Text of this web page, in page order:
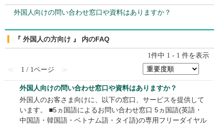
外国人向けの問い合わせ窓口や資料はありますか？
『 外国人の方向け 』 内のFAQ
1件中 1 - 1 件を表示
≪
1 / 1ページ ≫
外国人向けの問い合わせ窓口や資料はありますか？
外国人のお客さま向けに、以下の窓口、サービスを提供して
います。 ■5ヵ国語によるお問い合わせ窓口 5ヵ国語(英語・
中国語・韓国語・ベトナム語・タイ語)の専用フリーダイヤル